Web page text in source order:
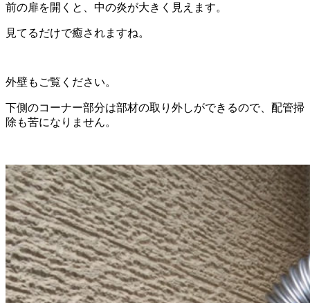
前の扉を開くと、中の炎が大きく見えます。
見てるだけで癒されますね。
外壁もご覧ください。
下側のコーナー部分は部材の取り外しができるので、配管掃
除も苦になりません。